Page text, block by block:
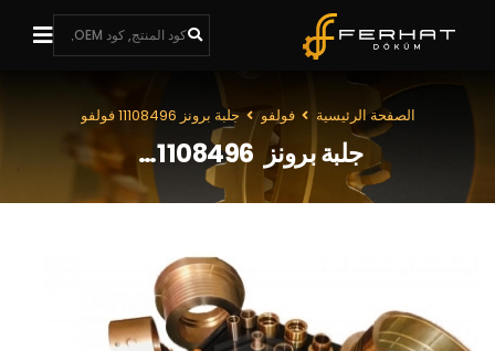
الصفحة الرئيسية فولفو جلبة برونز 11108496 فولفو
جلبة برونز  11108496  فولفو